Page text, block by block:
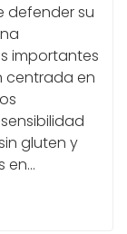
defender su
importantes
centrada en
gluten y
en…